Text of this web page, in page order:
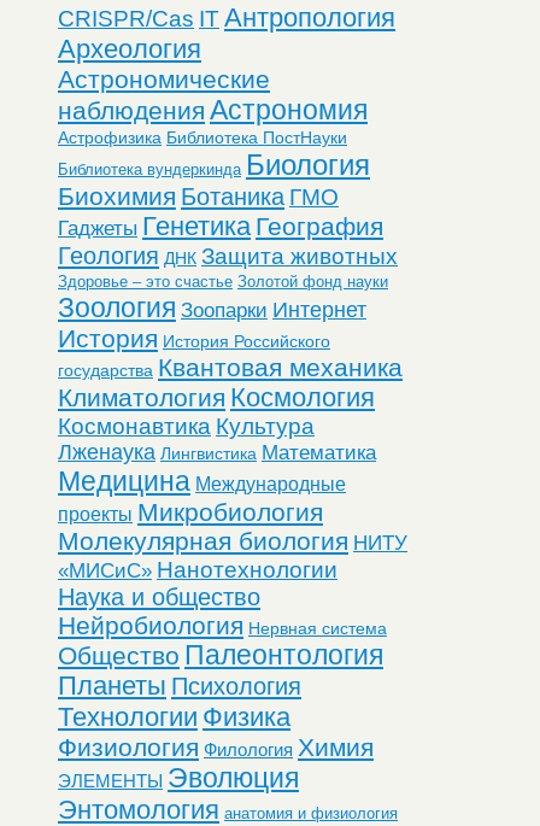
CRISPR/Cas ITАнтропология
Археология
Астрономические
наблюдения Астрономия
Астрофизика Библиотека ПостНауки
Библиотека вундеркинда Биология
Биохимия Ботаника ГМО
Гаджеты Генетика География
Геология ДНК Защита животных
Здоровье – это счастье Золотой фонд науки
Зоология Зоопарки Интернет
История История Российского
государства Квантовая механика
Климатология Космология
Космонавтика Культура
Лженаука Лингвистика Математика
Медицина Международные
проекты Микробиология
Молекулярная биология НИТУ
«МИСиС» Нанотехнологии
Наука и общество
Нейробиология Нервная система
Общество Палеонтология
Планеты Психология
Технологии Физика
Физиология Филология Химия
ЭЛЕМЕНТЫ Эволюция
Энтомология анатомия и физиология